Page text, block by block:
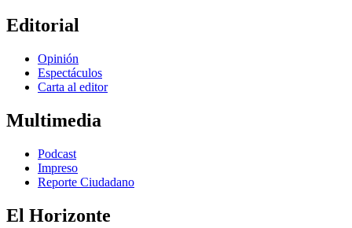
Editorial
Opinión
Espectáculos
Carta al editor
Multimedia
Podcast
Impreso
Reporte Ciudadano
El Horizonte